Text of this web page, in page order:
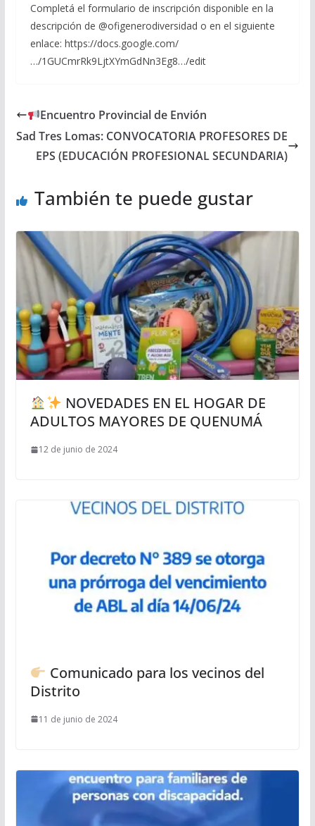
Completá el formulario de inscripción disponible en la
descripción de @ofigenerodiversidad o en el siguiente
enlace: https://docs.google.com/
…/1GUCmrRk9LjtXYmGdNn3Eg8…/edit
Encuentro Provincial de Envión
Sad Tres Lomas: CONVOCATORIA PROFESORES DE
EPS (EDUCACIÓN PROFESIONAL SECUNDARIA)
También te puede gustar
NOVEDADES EN EL HOGAR DE
ADULTOS MAYORES DE QUENUMÁ
12 de junio de 2024
Comunicado para los vecinos del
Distrito
11 de junio de 2024